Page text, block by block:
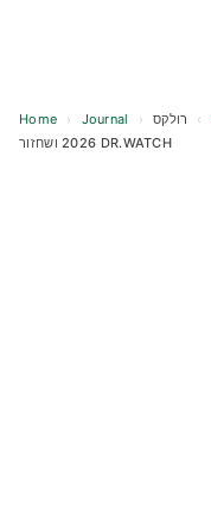
Home › Journal › ›
רולקס Submariner 126619LB: מדריך מלא
2026 ושחזור DR.WATCH